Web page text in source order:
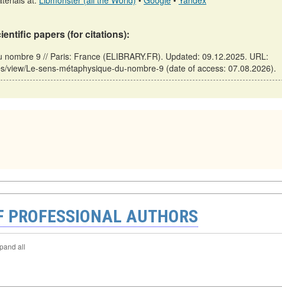
papers (for citations):
nombre 9 // Paris: France (ELIBRARY.FR). Updated: 09.12.2025. URL:
view/Le-sens-métaphysique-du-nombre-9 (date of access: 07.08.2026).
PROFESSIONAL AUTHORS
all